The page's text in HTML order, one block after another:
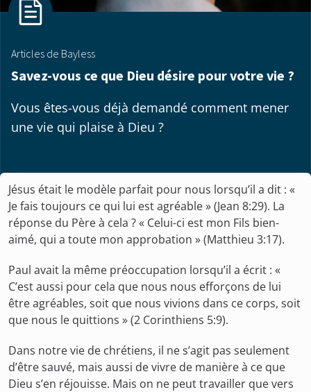
Articles de Bayless
Savez-vous ce que Dieu désire pour votre vie ?
Vous êtes-vous déjà demandé comment mener
une vie qui plaise à Dieu ?
Jésus était le modèle parfait pour nous lorsqu’il a dit : «
Je fais toujours ce qui lui est agréable » (Jean 8:29). La
réponse du Père à cela ? « Celui-ci est mon Fils bien-
aimé, qui a toute mon approbation » (Matthieu 3:17).
Paul avait la même préoccupation lorsqu’il a écrit : «
C’est aussi pour cela que nous nous efforçons de lui
être agréables, soit que nous vivions dans ce corps, soit
que nous le quittions » (2 Corinthiens 5:9).
Dans notre vie de chrétiens, il ne s’agit pas seulement
d’être sauvé, mais aussi de vivre de manière à ce que
Dieu s’en réjouisse. Mais on ne peut travailler que vers